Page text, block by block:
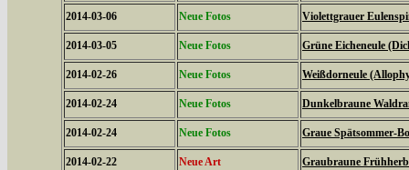
2014-03-06 Neue Fotos Violettgrauer
2014-03-05 Neue Fotos Grüne Eicheneule
2014-02-26 Neue Fotos Weißdorneule
2014-02-24 Neue Fotos Dunkelbraune
2014-02-24 Neue Fotos Graue Spätsommer-
2014-02-22 Neue Art Graubraune